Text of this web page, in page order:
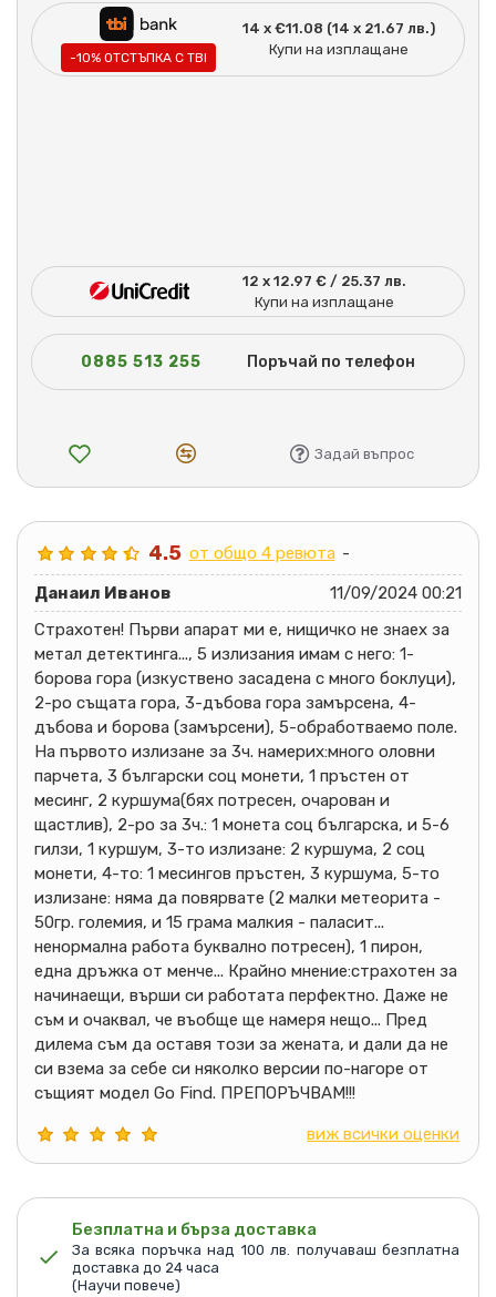
-10% ОТСТЪПКА С TBI
14 x €11.08 (14 x 21.67 лв.)
Купи на изплащане
12 x 12.97 € / 25.37 лв.
Купи на изплащане
0885 513 255 Поръчай по телефон
Задай въпрос
4.5 от общо 4 ревюта -
Данаил Иванов
11/09/2024 00:21
Страхотен! Първи апарат ми е, нищичко не знаех за
метал детектинга..., 5 излизания имам с него: 1-
борова гора (изкуствено засадена с много боклуци),
2-ро същата гора, 3-дъбова гора замърсена, 4-
дъбова и борова (замърсени), 5-обработваемо поле.
На първото излизане за 3ч. намерих:много оловни
парчета, 3 български соц монети, 1 пръстен от
месинг, 2 куршума(бях потресен, очарован и
щастлив), 2-ро за 3ч.: 1 монета соц българска, и 5-6
гилзи, 1 куршум, 3-то излизане: 2 куршума, 2 соц
монети, 4-то: 1 месингов пръстен, 3 куршума, 5-то
излизане: няма да повярвате (2 малки метеорита -
50гр. големия, и 15 грама малкия - паласит...
ненормална работа буквално потресен), 1 пирон,
една дръжка от менче... Крайно мнение:страхотен за
начинаещи, върши си работата перфектно. Даже не
съм и очаквал, че въобще ще намеря нещо... Пред
дилема съм да оставя този за жената, и дали да не
си взема за себе си няколко версии по-нагоре от
същият модел Go Find. ПРЕПОРЪЧВАМ!!!
виж всички оценки
Безплатна и бърза доставка
За всяка поръчка над 100 лв. получаваш безплатна
доставка до 24 часа
(Научи повече)